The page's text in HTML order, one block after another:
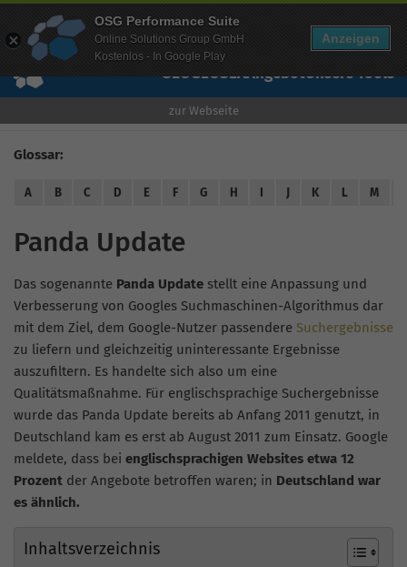
Wissen Free Checks Über uns Free Account
SEOGEOSEAAngebotUnsere Tools
zur Webseite
Glossar:
A B C D E F G H K L M
Panda Update
Das sogenannte Panda Update stellt eine Anpassung und
Verbesserung von Googles Suchmaschinen-Algorithmus dar
mit dem Ziel, dem Google-Nutzer passendere Suchergebnisse
zu liefern und gleichzeitig uninteressante Ergebnisse
auszufiltern. Es handelte sich also um eine
Qualitätsmaßnahme. Für englischsprachige Suchergebnisse
wurde das Panda Update bereits ab Anfang 2011 genutzt, in
Deutschland kam es erst ab August 2011 zum Einsatz. Google
meldete, dass bei englischsprachigen Websites etwa 12
Prozent der Angebote betroffen waren; in Deutschland war
es ähnlich.
Inhaltsverzeichnis
OSG Performance Suite
Online Solutions Group GmbH
Kostenlos - In Google Play
Anzeigen